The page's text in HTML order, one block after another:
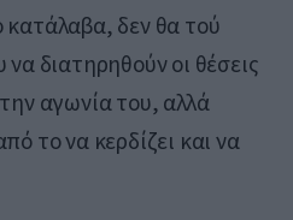
κατάλαβα, δεν θα τού
να διατηρηθούν οι θέσεις
αγωνία του, αλλά
το να κερδίζει και να